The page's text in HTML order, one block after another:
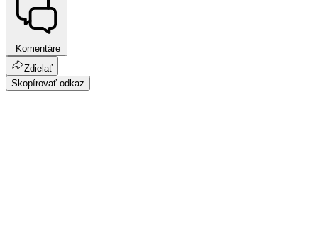
Komentáre
Zdielať
Skopírovať odkaz